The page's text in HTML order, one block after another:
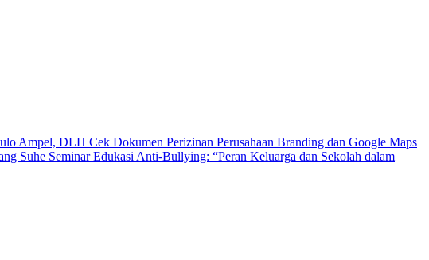
Ampel, DLH Cek Dokumen Perizinan Perusahaan Branding dan Google Maps
Suhe Seminar Edukasi Anti-Bullying: “Peran Keluarga dan Sekolah dalam